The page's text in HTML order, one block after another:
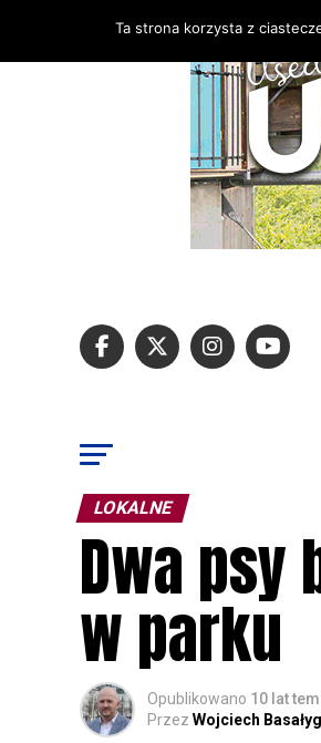
LOKALNE
Dwa psy
w parku
Opublikowano 10 lat
Przez Wojciech
Ta strona korzysta z